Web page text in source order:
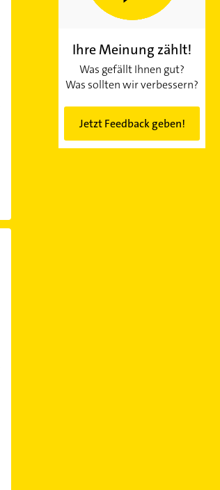
Ihre Meinung zählt!
Was gefällt Ihnen gut?
Was sollten wir verbessern?
Jetzt Feedback geben!